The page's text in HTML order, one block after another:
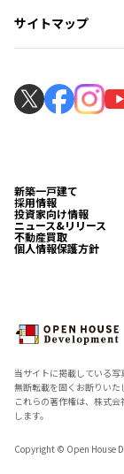
マンションギャラリ
サイトマップ
新築一戸建て
採用情報
投資家向け情報
ニュース&リリース
不動産買取
個人情報保護方針
当サイトに掲載している写
無断転載を固くお断りいた
これらの著作権は、株式
します。
Copyright © Open House